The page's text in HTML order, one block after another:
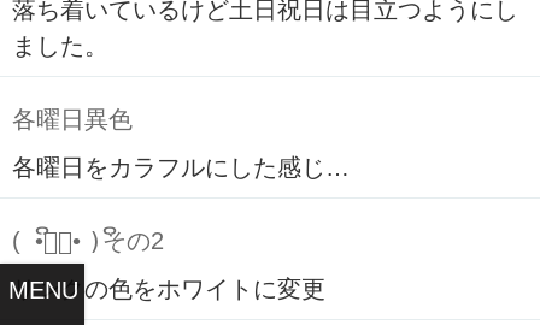
MENU
落ち着いているけど土日祝日は目立つようにし
ました。
各曜日異色
各曜日をカラフルにした感じ…
( ິ•ᆺ⃘• )ິその2
リンクの色をホワイトに変更